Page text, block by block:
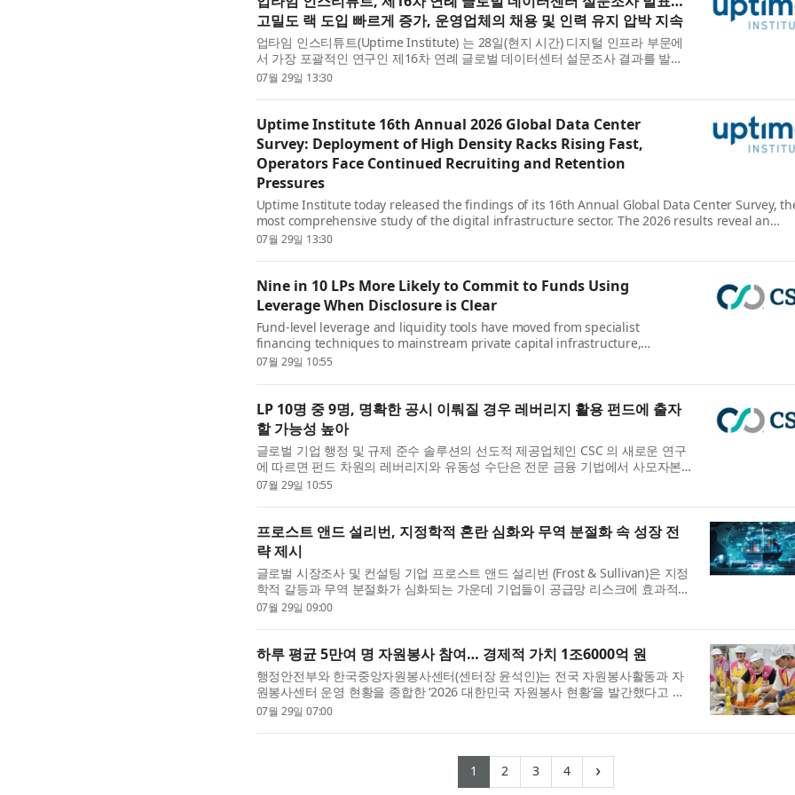
고밀도 랙 도입 빠르게 증가, 운영업체의 채용 및 인력 유지 압박 지속
업타임 인스티튜트(Uptime Institute) 는 28일(현지 시간) 디지털 인프라 부문에
서 가장 포괄적인 연구인 제16차 연례 글로벌 데이터센터 설문조사 결과를 발표
했다. 2026년 조사 결과는 비용 상승이 여전히 경영진의 최대 우려 사항인 가운데
07월 29일 13:30
Uptime Institute 16th Annual 2026 Global Data Center
Survey: Deployment of High Density Racks Rising Fast,
Operators Face Continued Recruiting and Retention
Pressures
Uptime Institute today released the findings of its 16th Annual Global Data Center Survey,
most comprehensive study of the digital infrastructure sector. The 2026 results reveal an
industry navigating workforce constraints, escalating outage e...
07월 29일 13:30
Nine in 10 LPs More Likely to Commit to Funds Using
Leverage When Disclosure is Clear
Fund-level leverage and liquidity tools have moved from specialist
financing techniques to mainstream private capital infrastructure,
according to new research from CSC , the leading provider of global
07월 29일 10:55
LP 10명 중 9명, 명확한 공시 이뤄질 경우 레버리지 활용 펀드에 출자
할 가능성 높아
글로벌 기업 행정 및 규제 준수 솔루션의 선도적 제공업체인 CSC 의 새로운 연구
에 따르면 펀드 차원의 레버리지와 유동성 수단은 전문 금융 기법에서 사모자본
시장의 주류 인프라로 자리 잡았다. 조사 결과, 유한책임투자자(LP)는 공시가 명확
07월 29일 10:55
프로스트 앤드 설리번, 지정학적 혼란 심화와 무역 분절화 속 성장 전
략 제시
글로벌 시장조사 및 컨설팅 기업 프로스트 앤드 설리번 (Frost & Sullivan)은 지정
학적 갈등과 무역 분절화가 심화되는 가운데 기업들이 공급망 리스크에 효과적으
로 대응하고 지속 가능한 성장을 이어가기 위해 고려해야 할 핵심 공급망 전략을
07월 29일 09:00
하루 평균 5만여 명 자원봉사 참여… 경제적 가치 1조6000억 원
행정안전부와 한국중앙자원봉사센터(센터장 윤석인)는 전국 자원봉사활동과 자
원봉사센터 운영 현황을 종합한 ‘2026 대한민국 자원봉사 현황’을 발간했다고 밝
혔다. 중앙·광역·기초 자원봉사센터가 협력해 데이터를 최신화한 이번 자료집은
07월 29일 07:00
1 (current)
2(current)
3(current)
4(current)
›